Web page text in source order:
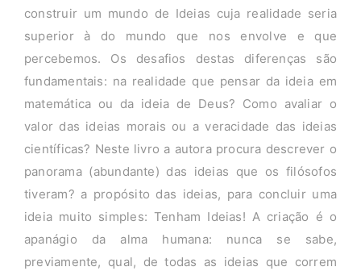
construir um mundo de Ideias cuja realidade seria
superior à do mundo que nos envolve e que
percebemos. Os desafios destas diferenças são
fundamentais: na realidade que pensar da ideia em
matemática ou da ideia de Deus? Como avaliar o
valor das ideias morais ou a veracidade das ideias
científicas? Neste livro a autora procura descrever o
panorama (abundante) das ideias que os filósofos
tiveram? a propósito das ideias, para concluir uma
ideia muito simples: Tenham Ideias! A criação é o
apanágio da alma humana: nunca se sabe,
previamente, qual, de todas as ideias que correm